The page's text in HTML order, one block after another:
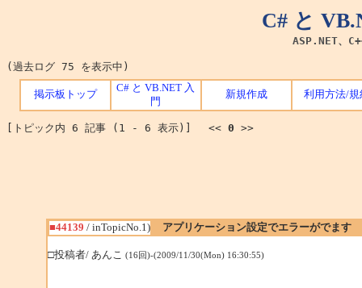
C# と
ASP.NET、
(過去ログ 75 を表示中)
掲示板トップ
C# と VB.NET 入
門
新規作成 利用方法/規
[トピック内 6 記事 (1 - 6 表示)] << 0 >>
■44139 / inTopicNo.1) アプリケーション設定でエラーがでます
□投稿者/ あんこ (16回)-(2009/11/30(Mon) 16:30:55)